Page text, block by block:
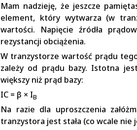
Mam nadzieję, że jeszcze
element, który wytwarza (w
wartości. Napięcie źródła
rezystancji obciążenia.
W tranzystorze wartość prądu
zależy od prądu bazy. Istotna
większy niż prąd bazy:
IC = β × IB
Na razie dla uproszczenia
tranzystora jest stała (co wcale